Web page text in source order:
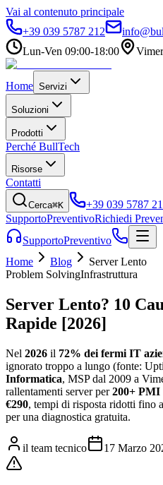
Vai al contenuto principale
+39 039 5787 212
Lun-Ven 09:00-18:00
Home Servizi
Soluzioni
Prodotti
Perché BullTech
Risorse
Contatti
Cerca⌘K
+39 039 5787
SupportoPreventivoRichiedi
SupportoPreventivo
Home
Blog
Server Lento
Problem SolvingInfrastruttura
Server Lento? 10
Rapide [2026]
Nel 2026 il 72% dei fermi IT
ignorato troppo a lungo (fonte:
Informatica, MSP dal 2009 a
rallentamenti server per200+ PMI
€290, tempi di risposta ridotti fino
per una diagnostica gratuita.
il team tecnico 17 Marzo